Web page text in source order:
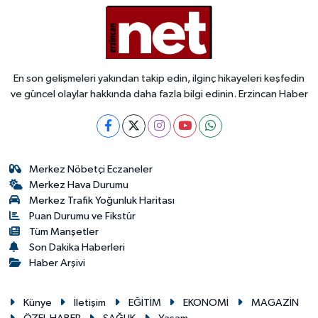
En son gelişmeleri yakından takip edin, ilginç hikayeleri keşfedin
ve güncel olaylar hakkında daha fazla bilgi edinin. Erzincan Haber
Merkez Nöbetçi Eczaneler
Merkez Hava Durumu
Merkez Trafik Yoğunluk Haritası
Puan Durumu ve Fikstür
Tüm Manşetler
Son Dakika Haberleri
Haber Arşivi
Künye İletişim EĞİTİM EKONOMİ
MAGAZİN
ÖZEL HABER
SAĞLIK
SPOR
SÜRMANŞET
TARIM